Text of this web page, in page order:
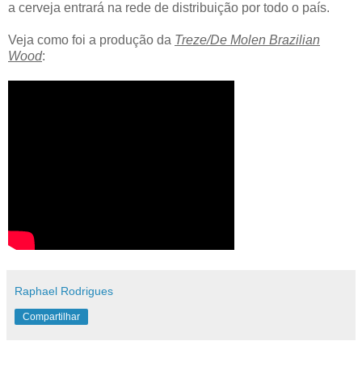
a cerveja entrará na rede de distribuição por todo o país.
Veja como foi a produção da Treze/De Molen Brazilian
Wood:
Raphael Rodrigues
Compartilhar